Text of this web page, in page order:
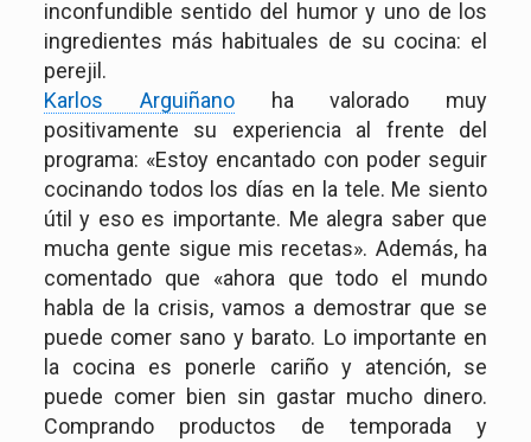
inconfundible sentido del humor y uno de los
ingredientes más habituales de su cocina: el
perejil.
Karlos Arguiñanoha valorado muy
positivamente su experiencia al frente del
programa: «Estoy encantado con poder seguir
cocinando todos los días en la tele. Me siento
útil y eso es importante. Me alegra saber que
mucha gente sigue mis recetas». Además, ha
comentado que «ahora que todo el mundo
habla de la crisis, vamos a demostrar que se
puede comer sano y barato. Lo importante en
la cocina es ponerle cariño y atención, se
puede comer bien sin gastar mucho dinero.
Comprando productos de temporada y